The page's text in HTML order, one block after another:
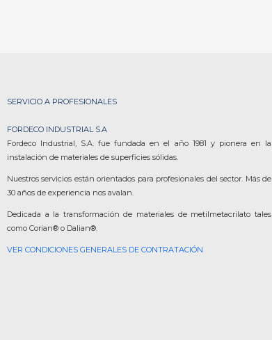
SERVICIO A PROFESIONALES
FORDECO INDUSTRIAL S.A
Fordeco Industrial, S.A. fue fundada en el año 1981 y pionera en la
instalación de materiales de superficies sólidas.
Nuestros servicios están orientados para profesionales del sector. Más de
30 años de experiencia nos avalan.
Dedicada a la transformación de materiales de metilmetacrilato tales
como Corian® o Dalian®.
VER CONDICIONES GENERALES DE CONTRATACIÓN